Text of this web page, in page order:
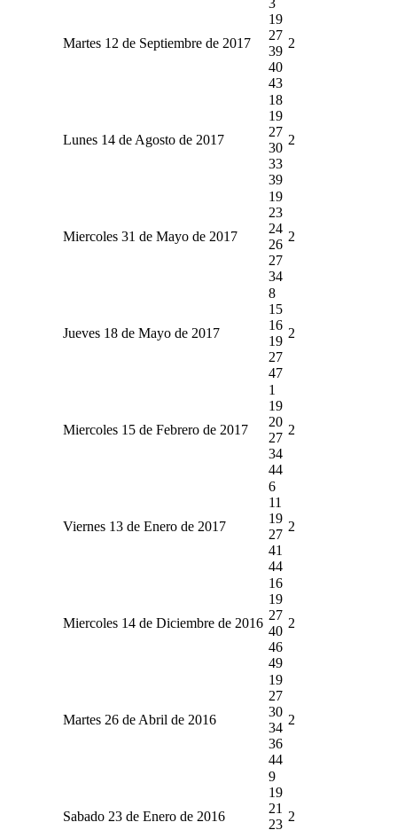
Martes 12 de Septiembre de 2017
19
27
39
40
43
2
Lunes 14 de Agosto de 2017
18
19
27
30
33
39
2
Miercoles 31 de Mayo de 2017
19
23
24
26
27
34
2
Jueves 18 de Mayo de 2017
8
15
16
19
27
47
2
Miercoles 15 de Febrero de 2017
1
19
20
27
34
44
2
Viernes 13 de Enero de 2017
6
11
19
27
41
44
2
Miercoles 14 de Diciembre de 2016
16
19
27
40
46
49
2
Martes 26 de Abril de 2016
19
27
30
34
36
44
2
Sabado 23 de Enero de 2016
9
19
21
23
2